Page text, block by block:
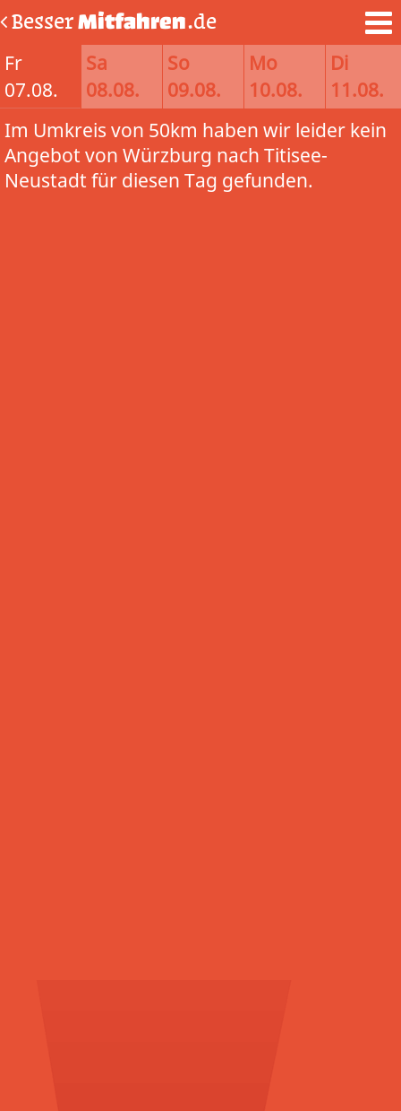
BesserMitfahren.de
Fr
07.08.
Sa
08.08.
So
09.08.
Mo
10.08.
Di
11.08.
Im Umkreis von 50km haben wir leider kein
Angebot von Würzburg nach Titisee-
Neustadt für diesen Tag gefunden.